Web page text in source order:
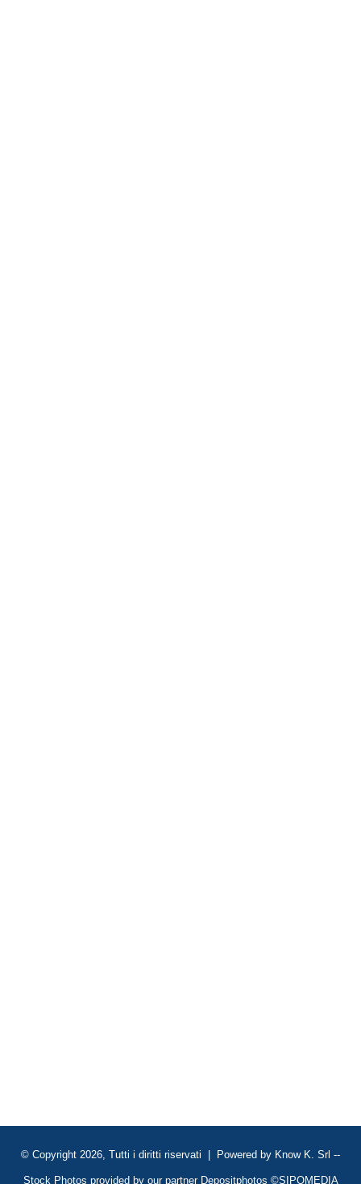
© Copyright 2026, Tutti i diritti riservati | Powered by Know K. Srl --
Stock Photos provided by our partner Depositphotos ©SIPOMEDIA